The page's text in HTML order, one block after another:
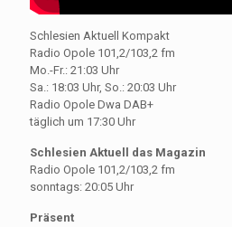
Schlesien Aktuell Kompakt
Radio Opole 101,2/103,2 fm
Mo.-Fr.: 21:03 Uhr
Sa.: 18:03 Uhr, So.: 20:03 Uhr
Radio Opole Dwa DAB+
täglich um 17:30 Uhr
Schlesien Aktuell das Magazin
Radio Opole 101,2/103,2 fm
sonntags: 20:05 Uhr
Präsent